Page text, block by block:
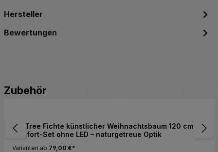
Hersteller
Bewertungen
Produktgalerie überspringen
Zubehör
BonTree Fichte künstlicher Weihnachtsbaum 120 cm
Komfort-Set ohne LED – naturgetreue Optik
Varianten ab 79,00 €*